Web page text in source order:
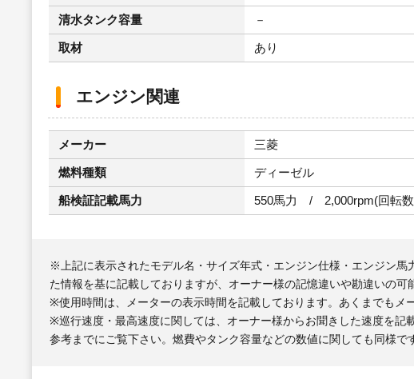
清水タンク容量 －
取材 あり
エンジン関連
メーカー 三菱
燃料種類 ディーゼル
船検証記載馬力 550馬力 / 2,000rpm(回転
※上記に表示されたモデル名・サイズ年式・エンジン仕様・エンジン
た情報を基に記載しておりますが、オーナー様の記憶違いや勘違いの
※使用時間は、メーターの表示時間を記載しております。あくまでもメ
※巡行速度・最高速度に関しては、オーナー様からお聞きした速度を
参考までにご覧下さい。燃費やタンク容量などの数値に関しても同様で